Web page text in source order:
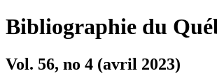
Bibliographie du
Vol. 56, no 4 (avril 2023)